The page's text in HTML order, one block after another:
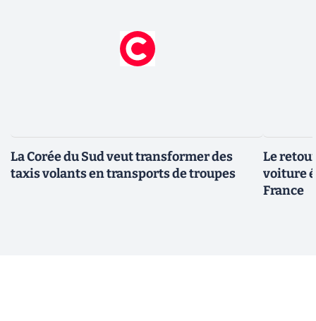
La Corée du Sud veut transformer des
taxis volants en transports de troupes
Le
voiture
France